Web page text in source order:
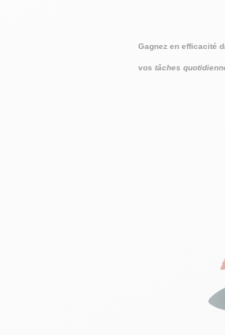
Gagnez en efficacité
vos tâches